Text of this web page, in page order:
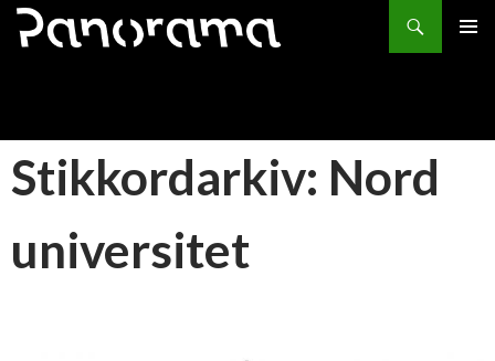
Søk
HOPP
Stikkordarkiv: Nord
universitet